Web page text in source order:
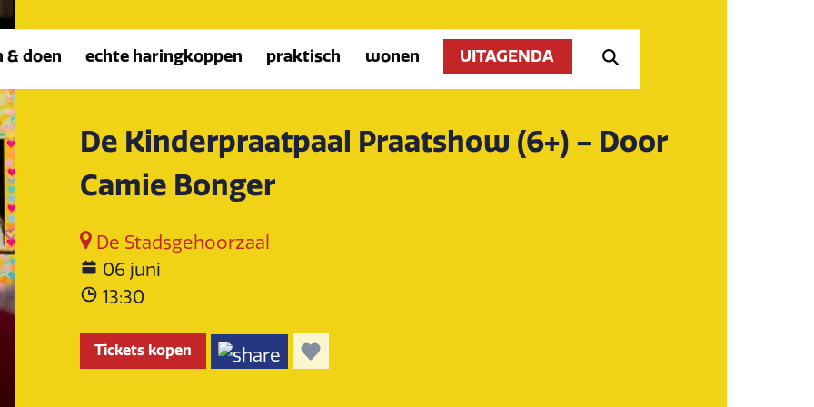
& doen echte haringkoppen praktisch wonen UITAGENDA
De Kinderpraatpaal Praatshow (6+) - Door
Camie Bonger
De Stadsgehoorzaal
06 juni
13:30
Tickets kopen